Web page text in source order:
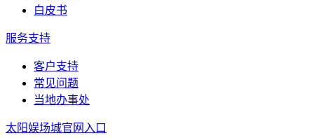
白皮书
服务支持
客户支持
常见问题
当地办事处
太阳娱场城官网入口